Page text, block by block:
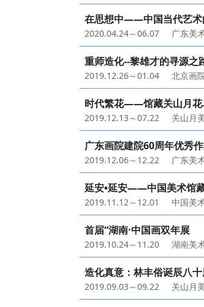
在思想中——中国当代艺术
2020.04.24～06.07 广东美
重师造化--黎雄才的寻源之
2019.12.26～01.04 北京画
时代繁花——馆藏关山月花
2019.12.13～07.22 关山月
广东画院建院60周年优秀
2019.12.06～12.22 广东美
延安•延安——中国美术馆
2019.11.12～12.01 中国美
首届“湖南·中国画双年展
2019.10.24～11.20 湖南美
造化真意：林丰俗诞辰八
2019.09.03～09.22 关山月